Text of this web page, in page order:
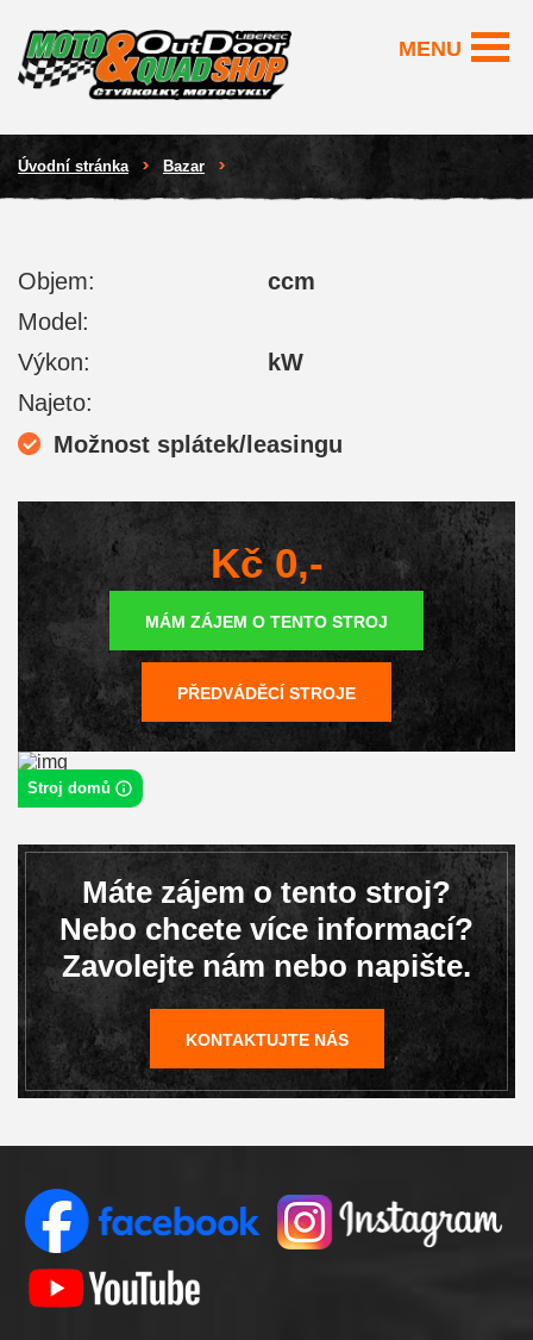
MENU
Úvodní stránka Bazar
Objem:
ccm
Model:
Výkon:
kW
Najeto:
Možnost splátek/leasingu
Kč 0,-
MÁM ZÁJEM O TENTO STROJ
PŘEDVÁDĚCÍ STROJE
Stroj domů
Máte zájem o tento stroj?
Nebo chcete více informací?
Zavolejte nám nebo napište.
KONTAKTUJTE NÁS